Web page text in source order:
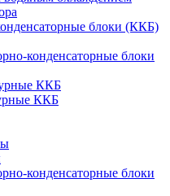
блоки (ККБ)
конденсаторные блоки
ККБ
ККБ
конденсаторные блоки